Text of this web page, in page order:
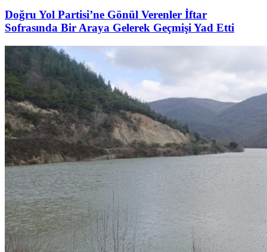
Doğru Yol Partisi’ne Gönül Verenler İftar
Sofrasında Bir Araya Gelerek Geçmişi Yad Etti